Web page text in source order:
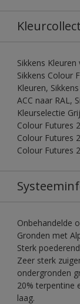
Sikkens
Sikkens Colour
Kleuren,
ACC naar RAL,
Kleurselectie
Colour Futures
Colour Futures
Colour Futures
Onbehandelde
Gronden met
Sterk
Zeer sterk
ondergronden
20% terpentine
laag.